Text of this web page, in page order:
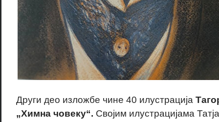
Други део изложбе чине 40 илустрација
„Химна човеку“. Својим илустрацијама